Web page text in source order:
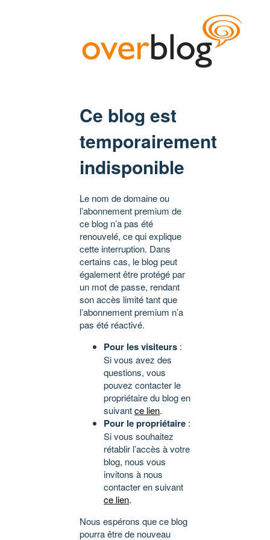
Ce blog est
temporairement
indisponible
Le nom de domaine ou
l’abonnement premium de
ce blog n’a pas été
renouvelé, ce qui explique
cette interruption. Dans
certains cas, le blog peut
également être protégé par
un mot de passe, rendant
son accès limité tant que
l’abonnement premium n’a
pas été réactivé.
Pour les visiteurs :
Si vous avez des
questions, vous
pouvez contacter le
propriétaire du blog en
suivantce lien.
Pour le propriétaire :
Si vous souhaitez
rétablir l’accès à votre
blog, nous vous
invitons à nous
contacter en suivant
ce lien.
Nous espérons que ce blog
pourra être de nouveau